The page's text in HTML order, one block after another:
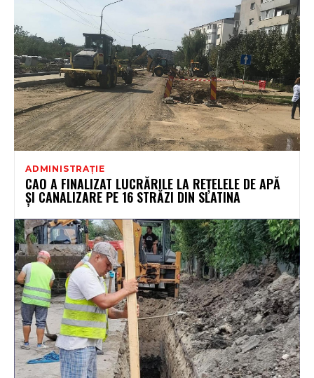
ADMINISTRAȚIE
CAO A FINALIZAT LUCRĂRILE LA REȚELELE DE APĂ
ȘI CANALIZARE PE 16 STRĂZI DIN SLATINA